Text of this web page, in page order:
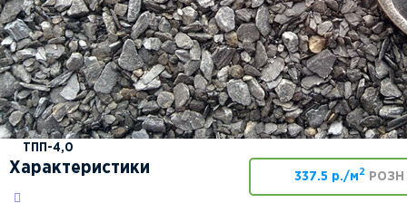
ТПП-4,0
Характеристики
337.5 р./м 2 РОЗН